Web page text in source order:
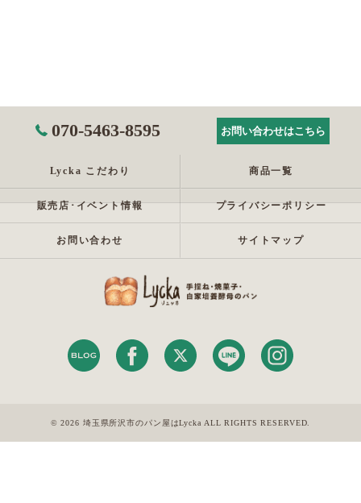
070-5463-8595 お問い合わせはこちら
Lycka こだわり 商品一覧
販売店･イベント情報 プライバシーポリシー
お問い合わせ サイトマップ
© 2026 埼玉県所沢市のパン屋はLycka ALL RIGHTS RESERVED.